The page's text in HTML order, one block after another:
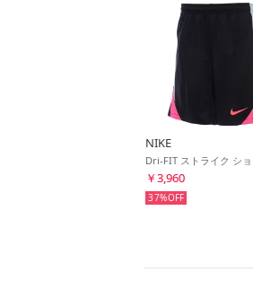
NIKE
￥3,960
37%